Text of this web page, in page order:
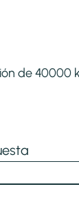
de 40000